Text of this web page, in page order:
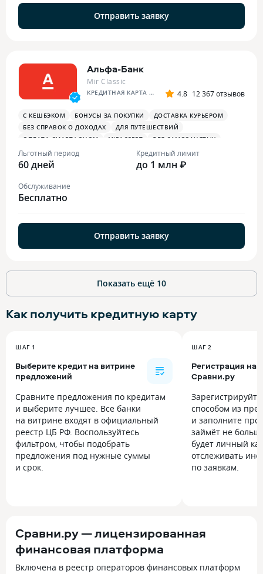
Отправить заявку
Альфа-Банк
Mir Classic
КРЕДИТНАЯ КАРТА АЛЬФА-БАНКА 4.8 12 367 отзывов
С КЕШБЭКОМ БОНУСЫ ЗА ПОКУПКИ
ДОСТАВКА КУРЬЕРОМ
БЕЗ СПРАВОК О ДОХОДАХ
ДЛЯ ПУТЕШЕСТВИЙ
ОПЛАТА СМАРТФОНОМ
MIRACCEPT
ДЛЯ САМОЗАНЯТЫХ
ПЛАТЕЖНЫЙ СТИКЕР
Льготный период
60 дней
Кредитный лимит
до 1 млн ₽
Обслуживание
Бесплатно
Отправить заявку
Показать ещё 10
Как получить кредитную карту
ШАГ 1
Выберите кредит на витрине
предложений
Сравните предложения по кредитам
и выберите лучшее. Все банки
на витрине входят в официальный
реестр ЦБ РФ. Воспользуйтесь
фильтром, чтобы подобрать
предложения под нужные суммы
и срок.
ШАГ 2
Регистрация на
Сравни.ру
способом из
и заполните
займёт не
будет личный
отслеживать
по заявкам.
Сравни.ру — лицензированная
финансовая платформа
Включена в реестр операторов финансовых платформ